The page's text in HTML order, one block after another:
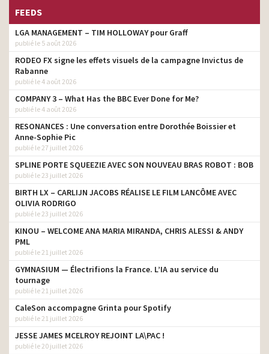
FEEDS
LGA MANAGEMENT – TIM HOLLOWAY pour Graff
publié le 5 août 2026
RODEO FX signe les effets visuels de la campagne Invictus de
Rabanne
publié le 4 août 2026
COMPANY 3 – What Has the BBC Ever Done for Me?
publié le 4 août 2026
RESONANCES : Une conversation entre Dorothée Boissier et
Anne-Sophie Pic
publié le 27 juillet 2026
SPLINE PORTE SQUEEZIE AVEC SON NOUVEAU BRAS ROBOT : BOB
publié le 23 juillet 2026
BIRTH LX – CARLIJN JACOBS RÉALISE LE FILM LANCÔME AVEC
OLIVIA RODRIGO
publié le 23 juillet 2026
KINOU – WELCOME ANA MARIA MIRANDA, CHRIS ALESSI & ANDY
PML
publié le 21 juillet 2026
GYMNASIUM — Électrifions la France. L’IA au service du
tournage
publié le 21 juillet 2026
CaleSon accompagne Grinta pour Spotify
publié le 21 juillet 2026
JESSE JAMES MCELROY REJOINT LA\PAC !
publié le 20 juillet 2026